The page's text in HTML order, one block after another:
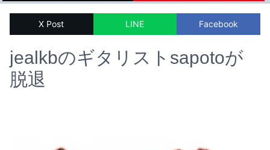
X Post LINE Facebook
jealkbのギタリストsapotoが
脱退